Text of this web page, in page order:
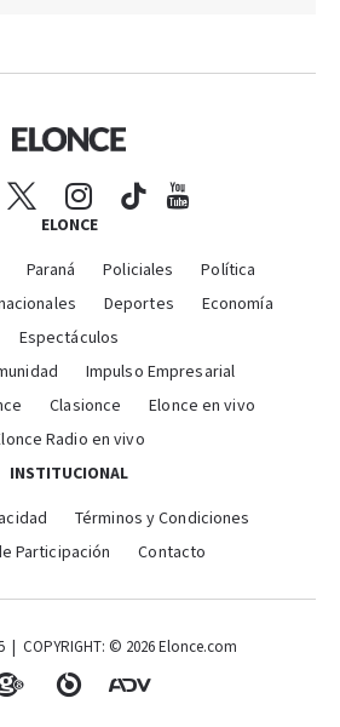
ELONCE
Paraná Policiales
Política
Deportes
Economía
Espectáculos
Impulso Empresarial
Clasionce
Elonce en vivo
Radio en vivo
INSTITUCIONAL
Términos y Condiciones
Participación
Contacto
| COPYRIGHT: © 2026 Elonce.com